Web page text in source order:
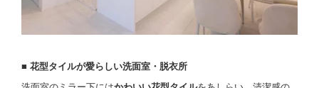
■ 花型タイルが愛らしい洗面室・脱衣所